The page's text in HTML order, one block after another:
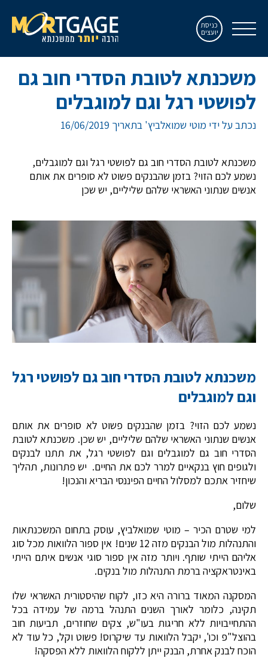
כניסת
יועצים
משכנתא לטובת הסדרי חוב גם
לפושטי רגל וגם למוגבלים
נכתב על ידי מוטי שמואלביץ' בתאריך 16/06/2019
משכנתא לטובת הסדרי חוב גם לפושטי רגל וגם למוגבלים,
נשמע לכם הזוי? בזמן שהבנקים פשוט לא סופרים את אותם
אנשים שנתוני האשראי שלהם שליליים, יש שכן
משכנתא לטובת הסדרי חוב גם לפושטי רגל
וגם למוגבלים
נשמע לכם הזוי? בזמן שהבנקים פשוט לא סופרים את אותם
אנשים שנתוני האשראי שלהם שליליים, יש שכן. משכנתא לטובת
הסדרי חוב גם למוגבלים וגם לפושטי רגל, את תתנו לבנקים
ולגופים חוץ בנקאיים למרר לכם את החיים. יש פתרונות, תהליך
שיחזיר אתכם למסלול החיים הפיננסי הבריא והנכון!
שלום,
למי שטרם הכיר – מוטי שמואלביץ, עוסק בתחום המשכנתאות
והתנהלות מול הבנקים מזה 12 שנים! אין ספור הלוואות מכל סוג
אליהם הייתי שותף. ויותר מזה אין ספור סוגי אנשים איתם הייתי
באינטראקציה ברמת התנהלות מול בנקים.
המסקנה המאוד ברורה היא כזו, לקוח שהיסטורית האשראי שלו
תקינה, כלומר לאורך השנים התנהל ברמה של עמידה בכל
ההתחייבויות ללא חריגות בעו"ש, צקים שחוזרים, תביעות חוב
בהוצל"פ וכו', יקבל הלוואות עד שיקרוס! פשוט וקל, כל עוד לא
הוכח לבנק אחרת, הבנק ייתן ללקוח הלוואות ללא הפסקה!